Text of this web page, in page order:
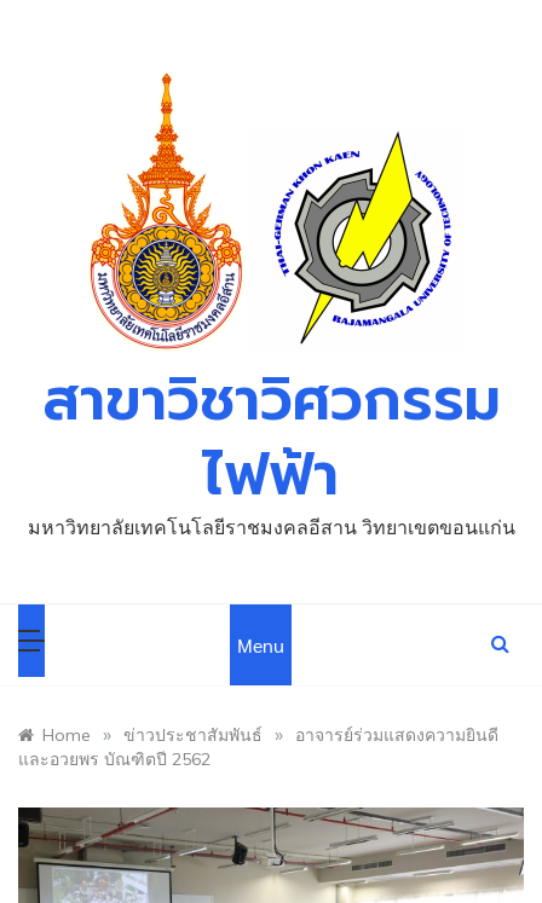
สาขาวิชาวิศวกรรม
ไฟฟ้า
มหาวิทยาลัยเทคโนโลยีราชมงคลอีสาน วิทยาเขตขอนแก่น
Menu
Home » ข่าวประชาสัมพันธ์ »
อาจารย์ร่วมแสดงความยินดี
และอวยพร บัณฑิตปี 2562